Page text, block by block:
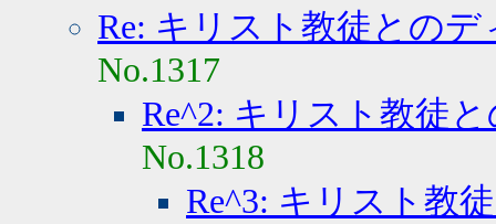
Re: キリスト教徒とのデ
No.1317
Re^2: キリスト教徒
No.1318
Re^3: キリスト教